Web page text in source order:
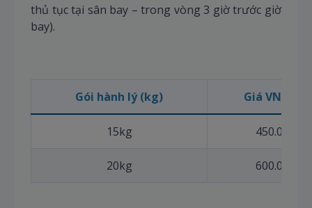
thủ tục tại sân bay – trong vòng 3 giờ trước giờ
bay).
Gói hành lý (kg) Giá VNĐ (*)
15kg 450.000
20kg 600.000